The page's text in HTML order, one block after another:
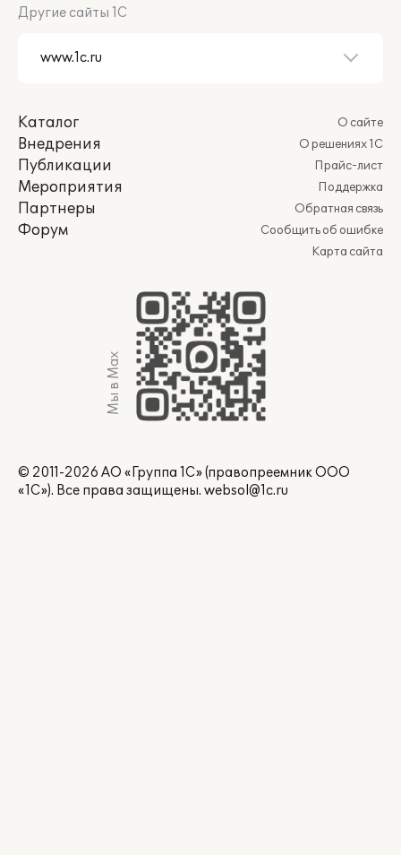
Другие сайты 1С
Каталог
Внедрения
Публикации
Мероприятия
Партнеры
Форум
О сайте
О решениях 1С
Прайс-лист
Поддержка
Обратная связь
Сообщить об ошибке
Карта сайта
Мы в Max
© 2011-2026 АО «Группа 1С» (правопреемник ООО
«1С»). Все права защищены. websol@1c.ru